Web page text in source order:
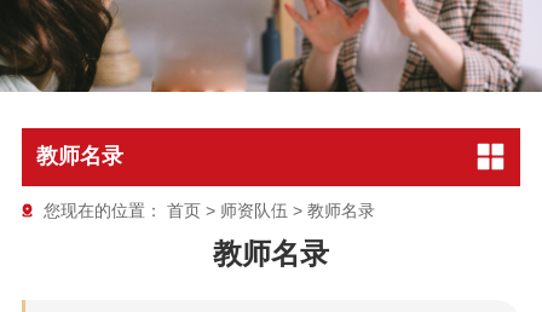
教师名录
您现在的位置： 首页> 师资队伍 > 教师名录
教师名录